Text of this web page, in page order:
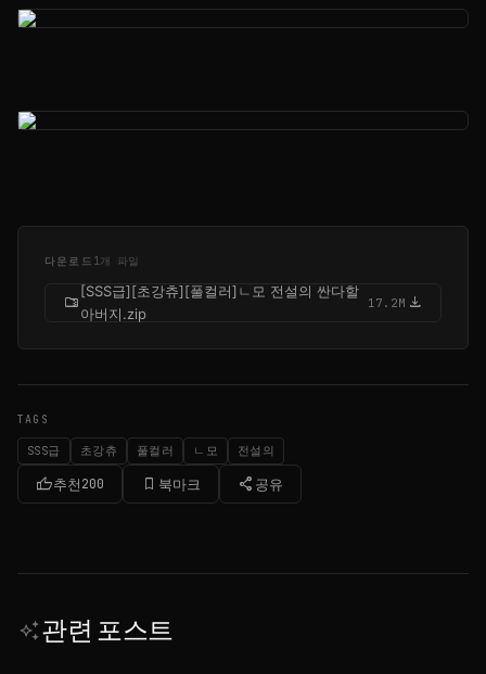
다운로드 1개 파일
folder_zip
[SSS급][초강츄][풀컬러]ㄴ모 전설의 싼다할
아버지.zip
17.2M download
TAGS
SSS급 초강츄 풀컬러 ㄴ모 전설의
thumb_up추천200 bookmark_border 북마크 share 공유
auto_awesome관련 포스트